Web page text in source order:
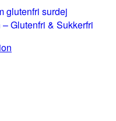
glutenfri surdej
Glutenfri & Sukkerfri